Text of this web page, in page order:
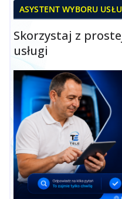
ASYSTENT WYBORU
Skorzystaj z
usługi